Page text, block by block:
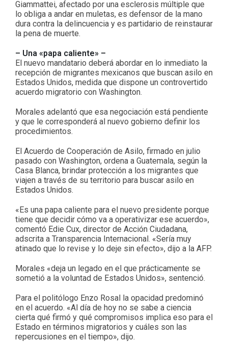
Giammattei, afectado por una esclerosis múltiple que
lo obliga a andar en muletas, es defensor de la mano
dura contra la delincuencia y es partidario de reinstaurar
la pena de muerte.
– Una «papa caliente» –
El nuevo mandatario deberá abordar en lo inmediato la
recepción de migrantes mexicanos que buscan asilo en
Estados Unidos, medida que dispone un controvertido
acuerdo migratorio con Washington.
Morales adelantó que esa negociación está pendiente
y que le corresponderá al nuevo gobierno definir los
procedimientos.
El Acuerdo de Cooperación de Asilo, firmado en julio
pasado con Washington, ordena a Guatemala, según la
Casa Blanca, brindar protección a los migrantes que
viajen a través de su territorio para buscar asilo en
Estados Unidos.
«Es una papa caliente para el nuevo presidente porque
tiene que decidir cómo va a operativizar ese acuerdo»,
comentó Edie Cux, director de Acción Ciudadana,
adscrita a Transparencia Internacional. «Sería muy
atinado que lo revise y lo deje sin efecto», dijo a la AFP.
Morales «deja un legado en el que prácticamente se
sometió a la voluntad de Estados Unidos», sentenció.
Para el politólogo Enzo Rosal la opacidad predominó
en el acuerdo. «Al día de hoy no se sabe a ciencia
cierta qué firmó y qué compromisos implica eso para el
Estado en términos migratorios y cuáles son las
repercusiones en el tiempo», dijo.